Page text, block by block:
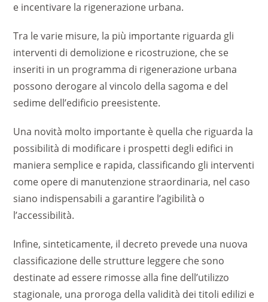
e incentivare la rigenerazione urbana.
Tra le varie misure, la più importante riguarda gli
interventi di demolizione e ricostruzione, che se
inseriti in un programma di rigenerazione urbana
possono derogare al vincolo della sagoma e del
sedime dell’edificio preesistente.
Una novità molto importante è quella che riguarda la
possibilità di modificare i prospetti degli edifici in
maniera semplice e rapida, classificando gli interventi
come opere di manutenzione straordinaria, nel caso
siano indispensabili a garantire l’agibilità o
l’accessibilità.
Infine, sinteticamente, il decreto prevede una nuova
classificazione delle strutture leggere che sono
destinate ad essere rimosse alla fine dell’utilizzo
stagionale, una proroga della validità dei titoli edilizi e